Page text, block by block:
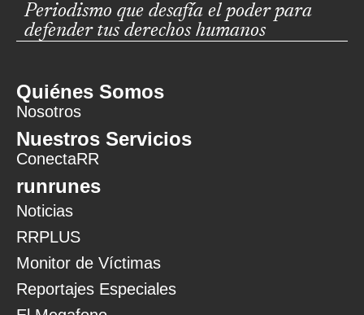
Periodismo que desafía el poder para
defender tus derechos humanos
Quiénes Somos
Nosotros
Nuestros Servicios
ConectaRR
runrunes
Noticias
RRPLUS
Monitor de Víctimas
Reportajes Especiales